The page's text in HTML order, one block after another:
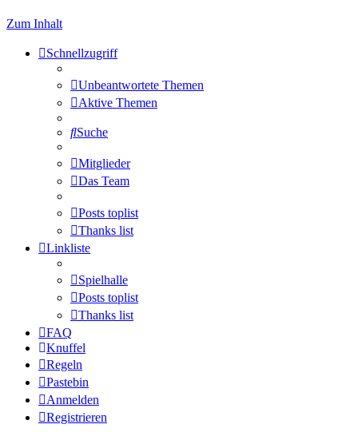
Zum Inhalt
Schnellzugriff
Unbeantwortete Themen
Aktive Themen
Suche
Mitglieder
Das Team
Posts toplist
Thanks list
Linkliste
Spielhalle
Posts toplist
Thanks list
FAQ
Knuffel
Regeln
Pastebin
Anmelden
Registrieren